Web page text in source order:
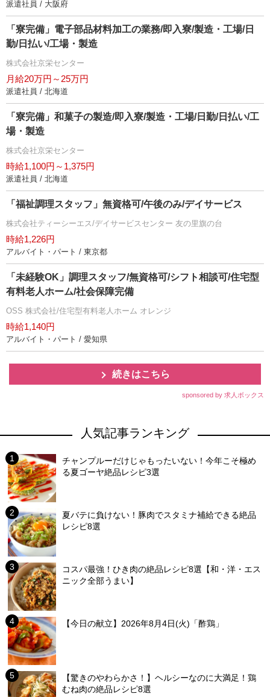
派遣社員 / 大阪府
「寮完備」電子部品材料加工の業務/即入寮/製造・工場/日
勤/日払い/工場・製造
株式会社京栄センター
月給20万円～25万円
派遣社員 / 北海道
「寮完備」和菓子の製造/即入寮/製造・工場/日勤/日払い/工
場・製造
株式会社京栄センター
時給1,100円～1,375円
派遣社員 / 北海道
「福祉調理スタッフ」無資格可/午後のみ/デイサービス
株式会社ティーシーエス/デイサービスセンター 友の里旗の台
時給1,226円
アルバイト・パート / 東京都
「未経験OK」調理スタッフ/無資格可/シフト相談可/住宅型
有料老人ホーム/社会保障完備
OSS 株式会社/住宅型有料老人ホーム オレンジ
時給1,140円
アルバイト・パート / 愛知県
続きはこちら
sponsored by 求人ボックス
人気記事ランキング
チャンプルーだけじゃもったいない！今年こそ極め
る夏ゴーヤ絶品レシピ3選
夏バテに負けない！豚肉でスタミナ補給できる絶品
レシピ8選
コスパ最強！ひき肉の絶品レシピ8選【和・洋・エス
ニック全部うまい】
【今日の献立】2026年8月4日(火)「酢鶏」
【驚きのやわらかさ！】ヘルシーなのに大満足！鶏
むね肉の絶品レシピ8選